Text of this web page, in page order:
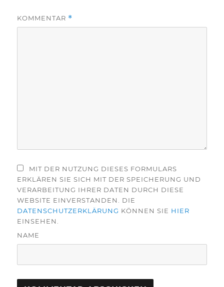
KOMMENTAR *
MIT DER NUTZUNG DIESES FORMULARS
ERKLÄREN SIE SICH MIT DER SPEICHERUNG UND
VERARBEITUNG IHRER DATEN DURCH DIESE
WEBSITE EINVERSTANDEN. DIE
DATENSCHUTZERKLÄRUNG KÖNNEN SIE HIER
EINSEHEN.
NAME